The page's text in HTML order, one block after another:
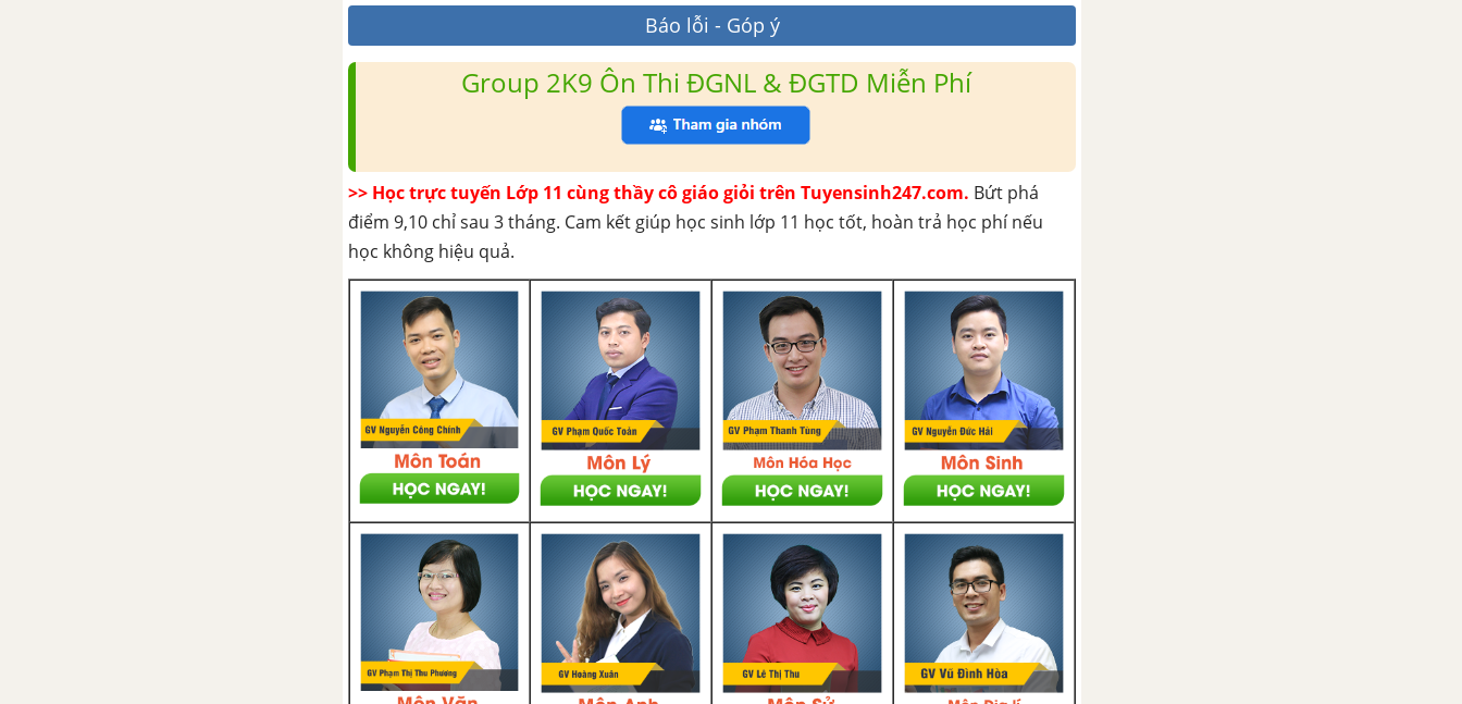
Báo lỗi - Góp ý
Group 2K9 Ôn Thi ĐGNL & ĐGTD Miễn Phí
>> Học trực tuyến Lớp 11 cùng thầy cô giáo giỏi trên Tuyensinh247.com. Bứt phá
điểm 9,10 chỉ sau 3 tháng. Cam kết giúp học sinh lớp 11 học tốt, hoàn trả học phí nếu
học không hiệu quả.